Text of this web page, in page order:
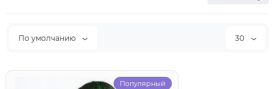
По умолчанию 30
Популярный